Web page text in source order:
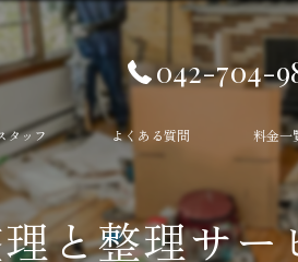
042-704-
タッフ よくある質問 料金一
生前整
遺品整
と整理サ